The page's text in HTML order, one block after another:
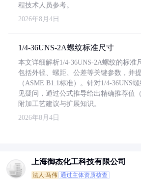
程技术人员参考。
2026年8月4日
1/4-36UNS-2A螺纹标准尺寸
本文详细解析1/4-36UNS-2A螺纹的标准
包括外径、螺距、公差等关键参数，并
（ASME B1.1标准）。针对1/4-36UNS
见疑问，通过公式推导给出精确推荐值
附加工艺建议与扩展知识。
2026年8月4日
上海御杰化工科技有限公司
法人:马伟 通过主体资质核查